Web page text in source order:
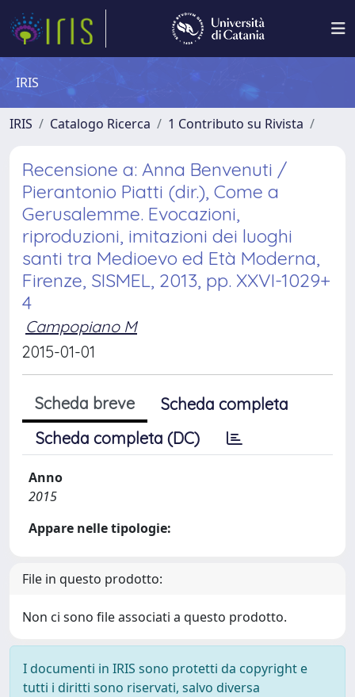
IRIS
IRIS Catalogo Ricerca 1 Contributo su Rivista
Recensione a: Anna Benvenuti /
Pierantonio Piatti (dir.), Come a
Gerusalemme. Evocazioni,
riproduzioni, imitazioni dei luoghi
santi tra Medioevo ed Età Moderna,
Firenze, SISMEL, 2013, pp. XXVI-1029+
4
Campopiano M
2015-01-01
Scheda breve
Scheda completa
Scheda completa (DC)
Anno
2015
Appare nelle tipologie:
File in questo prodotto:
Non ci sono file associati a questo prodotto.
I documenti in IRIS sono protetti da copyright e
tutti i diritti sono riservati, salvo diversa